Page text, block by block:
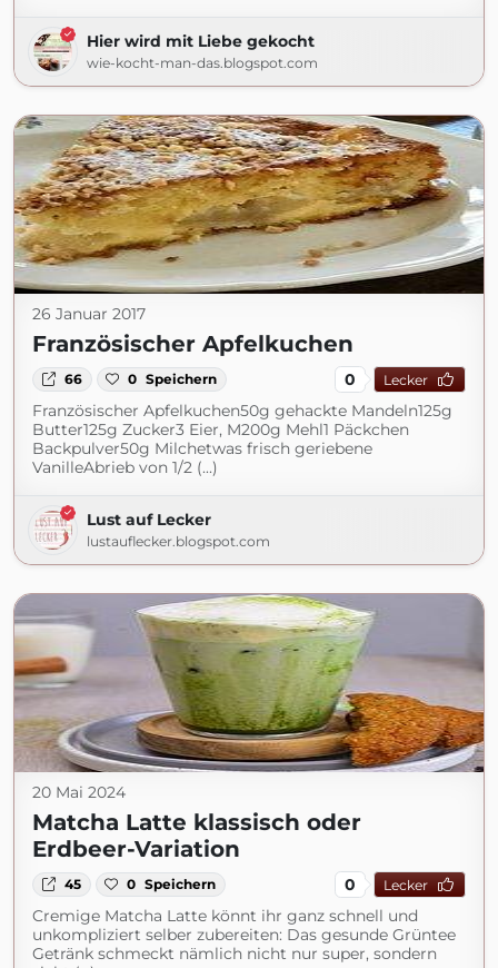
Hier wird mit Liebe gekocht
wie-kocht-man-das.blogspot.com
26 Januar 2017
Französischer Apfelkuchen
66 0 Speichern 0 Lecker
Französischer Apfelkuchen50g gehackte Mandeln125g
Butter125g Zucker3 Eier, M200g Mehl1 Päckchen
Backpulver50g Milchetwas frisch geriebene
VanilleAbrieb von 1/2 (...)
Lust auf Lecker
lustauflecker.blogspot.com
20 Mai 2024
Matcha Latte klassisch oder
Erdbeer-Variation
45 0 Speichern 0 Lecker
Cremige Matcha Latte könnt ihr ganz schnell und
unkompliziert selber zubereiten: Das gesunde Grüntee
Getränk schmeckt nämlich nicht nur super, sondern